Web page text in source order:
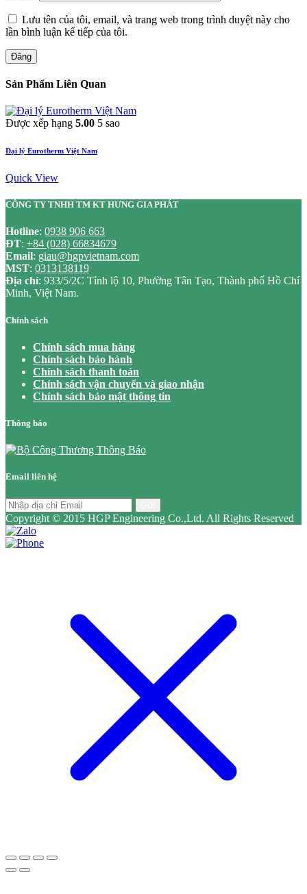
Lưu tên của tôi, email, và trang web trong trình duyệt này cho
lần bình luận kế tiếp của tôi.
Đăng
Sản Phẩm Liên Quan
Được xếp hạng 5.00 5 sao
Đại lý Eurotherm Việt Nam
Quick View
CÔNG TY TNHH TM KT HƯNG GIA PHÁT
Hotline: 0938 906 663
ĐT: +84 (028) 66834679
Email: giau@hgpvietnam.com
MST: 0313138119
Địa chỉ: 933/5/2C Tỉnh lộ 10, Phường Tân Tạo, Thành phố Hồ Chí
Minh, Việt Nam.
Chính sách
Chính sách mua hàng
Chính sách bảo hành
Chính sách thanh toán
Chính sách vận chuyển và giao nhận
Chính sách bảo mật thông tin
Thông báo
Email liên hệ
Copyright © 2015 HGP Engineering Co.,Ltd. All Rights Reserved